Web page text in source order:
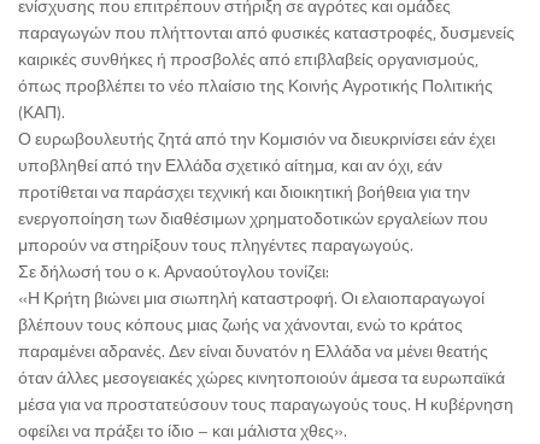
παραγωγών που πλήττονται από φυσικές καταστροφές, δυσμενείς
καιρικές συνθήκες ή προσβολές από επιβλαβείς οργανισμούς,
όπως προβλέπει το νέο πλαίσιο της Κοινής Αγροτικής Πολιτικής
(ΚΑΠ).
Ο ευρωβουλευτής ζητά από την Κομισιόν να διευκρινίσει εάν έχει
υποβληθεί από την Ελλάδα σχετικό αίτημα, και αν όχι, εάν
προτίθεται να παράσχει τεχνική και διοικητική βοήθεια για την
ενεργοποίηση των διαθέσιμων χρηματοδοτικών εργαλείων που
μπορούν να στηρίξουν τους πληγέντες παραγωγούς.
Σε δήλωσή του ο κ. Αρναούτογλου τονίζει:
«Η Κρήτη βιώνει μια σιωπηλή καταστροφή. Οι ελαιοπαραγωγοί
βλέπουν τους κόπους μιας ζωής να χάνονται, ενώ το κράτος
παραμένει αδρανές. Δεν είναι δυνατόν η Ελλάδα να μένει θεατής
όταν άλλες μεσογειακές χώρες κινητοποιούν άμεσα τα ευρωπαϊκά
μέσα για να προστατεύσουν τους παραγωγούς τους. Η κυβέρνηση
οφείλει να πράξει το ίδιο – και μάλιστα χθες».